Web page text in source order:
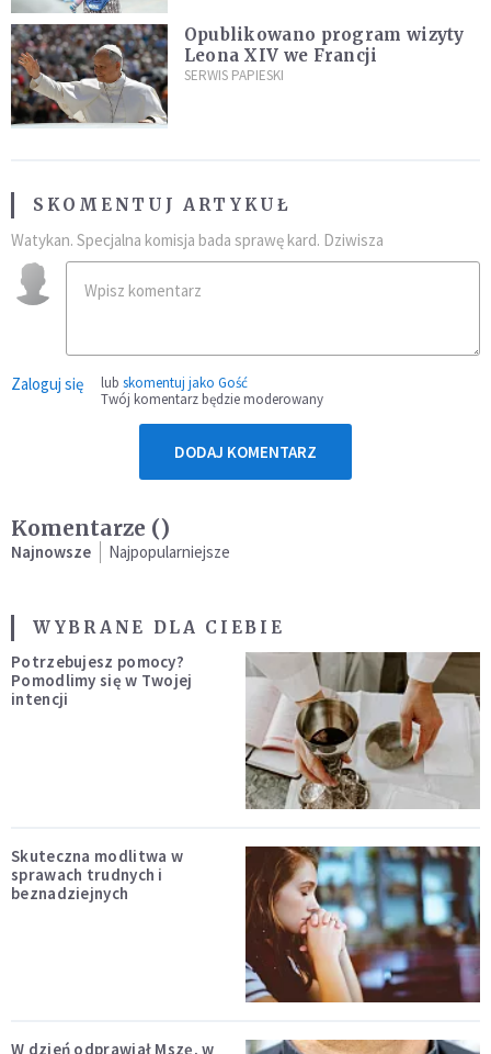
Opublikowano program wizyty
Leona XIV we Francji
SERWIS PAPIESKI
SKOMENTUJ ARTYKUŁ
Watykan. Specjalna komisja bada sprawę kard. Dziwisza
Zaloguj się lub skomentuj jako Gość
Twój komentarz będzie moderowany
DODAJ KOMENTARZ
Komentarze ()
Najnowsze Najpopularniejsze
WYBRANE DLA CIEBIE
Potrzebujesz pomocy?
Pomodlimy się w Twojej
intencji
Skuteczna modlitwa w
sprawach trudnych i
beznadziejnych
W dzień odprawiał Mszę, w